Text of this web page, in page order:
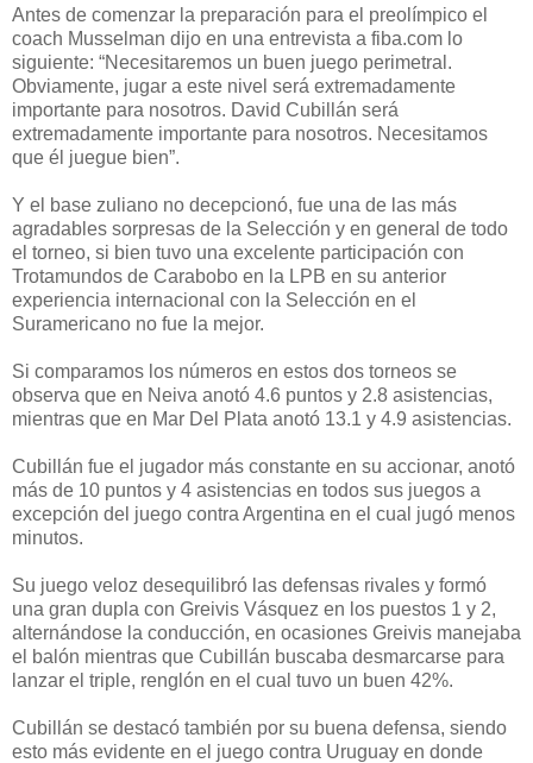
Antes de comenzar la preparación para el preolímpico el
coach Musselman dijo en una entrevista a fiba.com lo
siguiente: “Necesitaremos un buen juego perimetral.
Obviamente, jugar a este nivel será extremadamente
importante para nosotros. David Cubillán será
extremadamente importante para nosotros. Necesitamos
que él juegue bien”.
Y el base zuliano no decepcionó, fue una de las más
agradables sorpresas de la Selección y en general de todo
el torneo, si bien tuvo una excelente participación con
Trotamundos de Carabobo en la LPB en su anterior
experiencia internacional con la Selección en el
Suramericano no fue la mejor.
Si comparamos los números en estos dos torneos se
observa que en Neiva anotó 4.6 puntos y 2.8 asistencias,
mientras que en Mar Del Plata anotó 13.1 y 4.9 asistencias.
Cubillán fue el jugador más constante en su accionar, anotó
más de 10 puntos y 4 asistencias en todos sus juegos a
excepción del juego contra Argentina en el cual jugó menos
minutos.
Su juego veloz desequilibró las defensas rivales y formó
una gran dupla con Greivis Vásquez en los puestos 1 y 2,
alternándose la conducción, en ocasiones Greivis manejaba
el balón mientras que Cubillán buscaba desmarcarse para
lanzar el triple, renglón en el cual tuvo un buen 42%.
Cubillán se destacó también por su buena defensa, siendo
esto más evidente en el juego contra Uruguay en donde